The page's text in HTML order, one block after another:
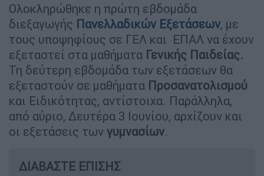
Ολοκληρώθηκε η πρώτη εβδομάδα
διεξαγωγής Πανελλαδικών Εξετάσεων, με
τους υποψηφίους σε ΓΕΛ και ΕΠΑΛ να έχουν
εξεταστεί στα μαθήματα Γενικής Παιδείας.
Τη δεύτερη εβδομάδα των εξετάσεων θα
εξεταστούν σε μαθήματα Προσανατολισμού
και Ειδικότητας, αντίστοιχα. Παράλληλα,
από αύριο, Δευτέρα 3 Ιουνίου, αρχίζουν και
οι εξετάσεις των γυμνασίων.
ΔΙΑΒΑΣΤΕ ΕΠΙΣΗΣ